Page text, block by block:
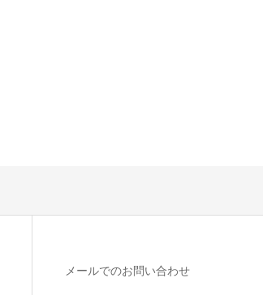
メールでのお問い合わせ